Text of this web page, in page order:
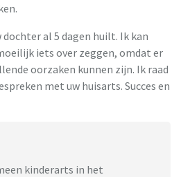
dochter al 5 dagen huilt. Ik kan
iets over zeggen, omdat er
oorzaken kunnen zijn. Ik raad
met uw huisarts. Succes en
kinderarts in het